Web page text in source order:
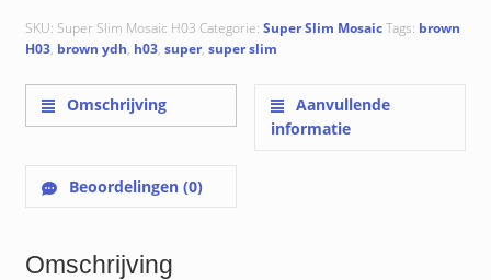
SKU: Super Slim Mosaic H03 Categorie: Super Slim MosaicTags: brown
H03, brown ydh, h03, super, super slim
Omschrijving
Aanvullende
informatie
Beoordelingen (0)
Omschrijving